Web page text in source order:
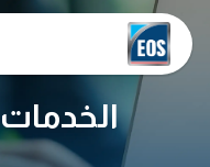
الخدمات